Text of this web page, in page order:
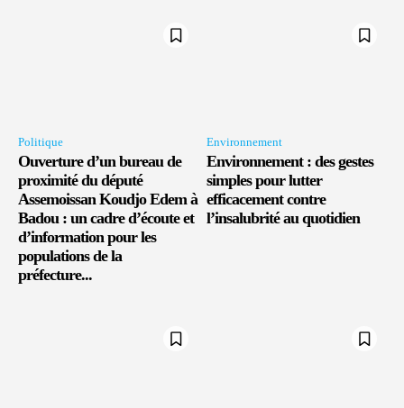
Politique
Ouverture d’un bureau de
proximité du député
Assemoissan Koudjo Edem à
Badou : un cadre d’écoute et
d’information pour les
populations de la
préfecture...
Environnement
Environnement : des gestes
simples pour lutter
efficacement contre
l’insalubrité au quotidien